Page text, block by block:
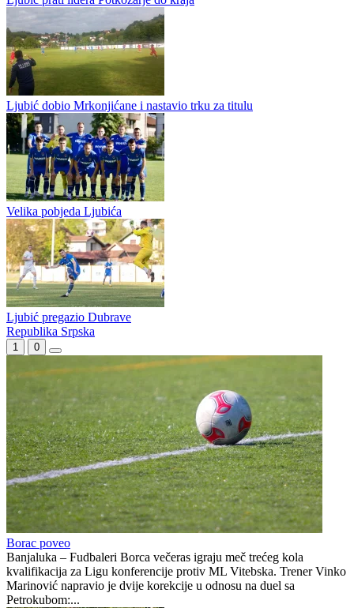
Arsen Knežević ubjedljivo najbolji strijelac Druge lige Republike
Srpske - Zapad
Ljubić prati lidera Potkozarje do kraja
Ljubić dobio Mrkonjićane i nastavio trku za titulu
Velika pobjeda Ljubića
Ljubić pregazio Dubrave
Republika Srpska
1 0